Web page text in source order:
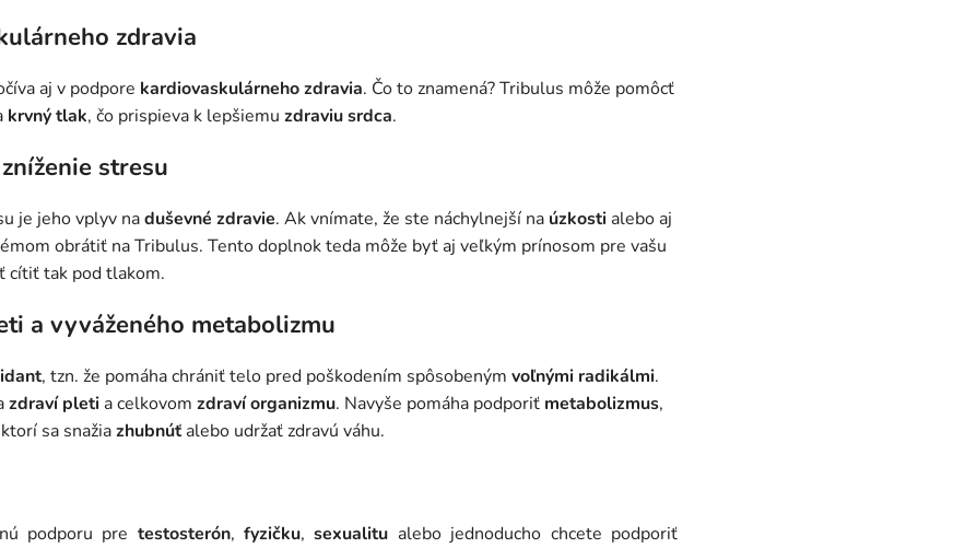
zdravia
aj v podpore kardiovaskulárneho zdravia. Čo to znamená? Tribulus môže pomôcť
krvný tlak, čo prispieva k lepšiemu zdraviu srdca.
stresu
je jeho vplyv naduševné zdravie. Ak vnímate, že ste náchylnejší na úzkosti alebo aj
obrátiť na Tribulus. Tento doplnok teda môže byť aj veľkým prínosom pre vašu
cítiť tak pod tlakom.
a vyváženého metabolizmu
, tzn. že pomáha chrániť telo pred poškodením spôsobeným voľnými radikálmi.
zdraví pleti a celkovom zdraví organizmu. Navyše pomáha podporiť metabolizmus,
sa snažiazhubnúťalebo udržať zdravú váhu.
podporu pre testosterón,fyzičku,sexualitu alebo jednoducho chcete podporiť